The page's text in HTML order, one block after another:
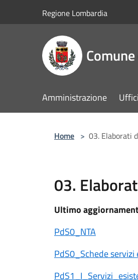
Regione Lombardia
Amministrazione
Home > 03. Elaborati
03.
Ultimo
PdS0_NTA
PdS0_Schede servizi